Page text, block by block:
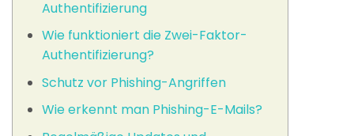
Authentifizierung
Wie funktioniert die Zwei-Faktor-
Authentifizierung?
Schutz vor Phishing-Angriffen
Wie erkennt man Phishing-E-Mails?